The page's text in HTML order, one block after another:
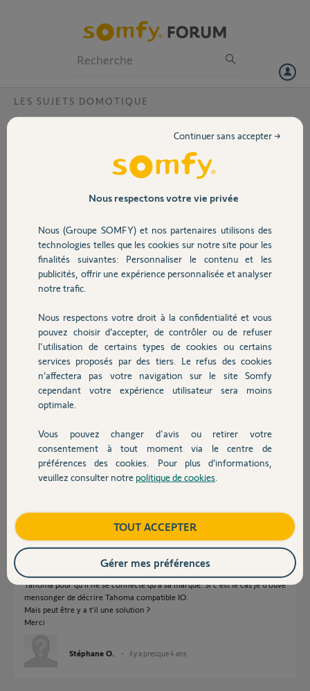
Volet
Sécurité
Domotique
Chauffage
Autres produits
Devis avec un pro
Contact
LES SUJETS DOMOTIQUE
Comptatibilité Bridge Tahoma
Pourquoi le bridge Tahoma n'est pas compatible avec tous les
Stéphane O.
il y a presque 4 ans
Participer au fil de discussion
Réponses
Bonjour
vous pouvez précisé ce qui ne serait pas compatible avec quelle version
de TaHoma pour qu’on vous aiguille ?
André N. il y a presque 4 ans
Bonjour,
trompe pas) et j'essaie de le connecter à un chauffe-eau Lineo de
Atlantic qui lui est sous protocole IO. Malheureusement le Tahoma ne
reconnait pas mon chauffe eau. Je me demande si Somfy bride son
Tahoma pour qu'il ne se connecte qu'à sa marque. Si c’est le cas je trouve
mensonger de décrire Tahoma compatible IO.
Mais peut être y a t’il une solution ?
Merci
Stéphane O. il y a presque 4 ans
Nous respectons votre vie privée
Nous (Groupe SOMFY) et nos partenaires utilisons des
technologies telles que les cookies sur notre site pour les
finalités suivantes: Personnaliser le contenu et les
publicités, offrir une expérience personnalisée et analyser
notre trafic.
Nous respectons votre droit à la confidentialité et vous
pouvez choisir d’accepter, de contrôler ou de refuser
l'utilisation de certains types de cookies ou certains
services proposés par des tiers. Le refus des cookies
n’affectera pas votre navigation sur le site Somfy
cependant votre expérience utilisateur sera moins
optimale.
Vous pouvez changer d'avis ou retirer votre
consentement à tout moment via le centre de
préférences des cookies. Pour plus d’informations,
veuillez consulter notre politique de cookies
Continuer sans accepter →
TOUT ACCEPTER
Gérer mes préférences